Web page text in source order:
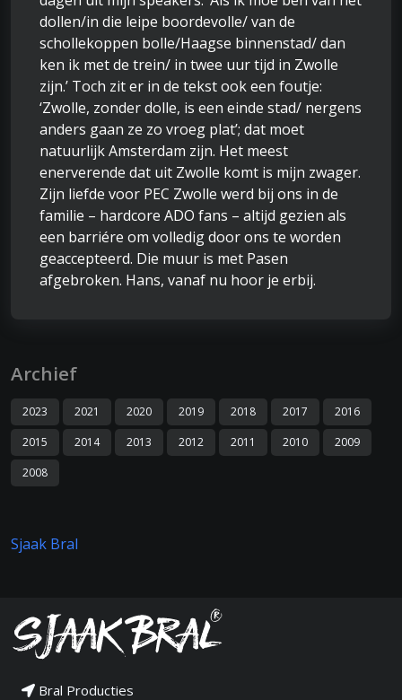
dollen/in die leipe boordevolle/ van de
schollekoppen bolle/Haagse binnenstad/ dan
ken ik met de trein/ in twee uur tijd in Zwolle
zijn.’ Toch zit er in de tekst ook een foutje:
‘Zwolle, zonder dolle, is een einde stad/ nergens
anders gaan ze zo vroeg plat’; dat moet
natuurlijk Amsterdam zijn. Het meest
enerverende dat uit Zwolle komt is mijn zwager.
Zijn liefde voor PEC Zwolle werd bij ons in de
familie – hardcore ADO fans – altijd gezien als
een barriére om volledig door ons te worden
geaccepteerd. Die muur is met Pasen
afgebroken. Hans, vanaf nu hoor je erbij.
Archief
2023 2021 2020 2019 2018 2017
2016
2015
2014 2013 2012 2011 2010
2009
2008
Sjaak Bral
Bral Producties